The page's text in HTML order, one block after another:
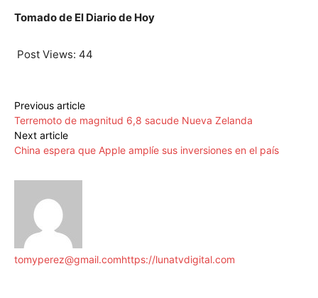
Tomado de El Diario de Hoy
Post Views: 44
Previous article
Terremoto de magnitud 6,8 sacude Nueva Zelanda
Next article
China espera que Apple amplíe sus inversiones en el país
tomyperez@gmail.comhttps://lunatvdigital.com